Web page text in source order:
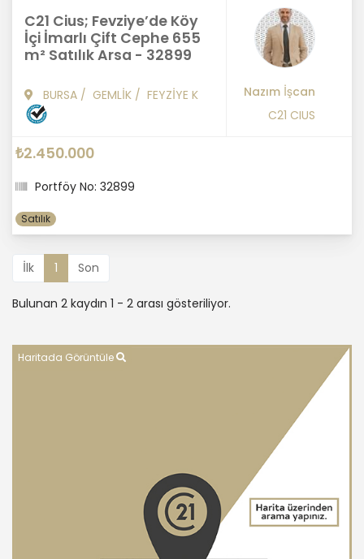
C21 Cius; Fevziye’de Köy
İçi İmarlı Çift Cephe 655
m² Satılık Arsa - 32899
BURSA / GEMLİK / FEYZİYE K
Nazım İşcan
C21 CIUS
₺2.450.000
Portföy No: 32899
Satılık
İlk 1 Son
Bulunan 2 kaydın 1 - 2 arası gösteriliyor.
Haritada Görüntüle